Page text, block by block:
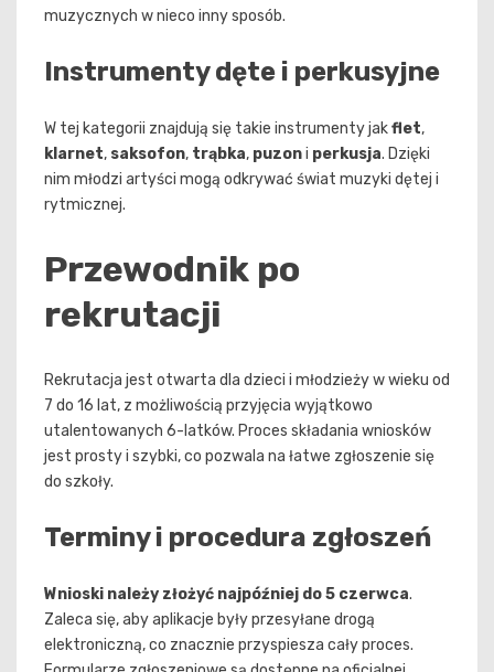
muzycznych w nieco inny sposób.
Instrumenty dęte i perkusyjne
W tej kategorii znajdują się takie instrumenty jakflet,
klarnet, saksofon, trąbka, puzoni perkusja. Dzięki
nim młodzi artyści mogą odkrywać świat muzyki dętej i
rytmicznej.
Przewodnik po
rekrutacji
Rekrutacja jest otwarta dla dzieci i młodzieży w wieku od
7 do 16 lat, z możliwością przyjęcia wyjątkowo
utalentowanych 6-latków. Proces składania wniosków
jest prosty i szybki, co pozwala na łatwe zgłoszenie się
do szkoły.
Terminy i procedura zgłoszeń
Wnioski należy złożyć najpóźniej do 5 czerwca.
Zaleca się, aby aplikacje były przesyłane drogą
elektroniczną, co znacznie przyspiesza cały proces.